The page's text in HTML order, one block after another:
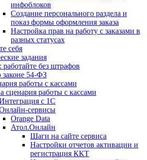
инфоблоков
Создание персонального раздела и
показ формы оформления заказа
Настройка прав на работу с заказами в
разных статусах
себя
задания
без штрафов
законе 54-ФЗ
работы с кассами
сценария работы с кассами
с 1С
сервисы
Orange Data
Атол.Онлайн
Шаги на сайте сервиса
Настройки отчетов активации и
регистрация ККТ